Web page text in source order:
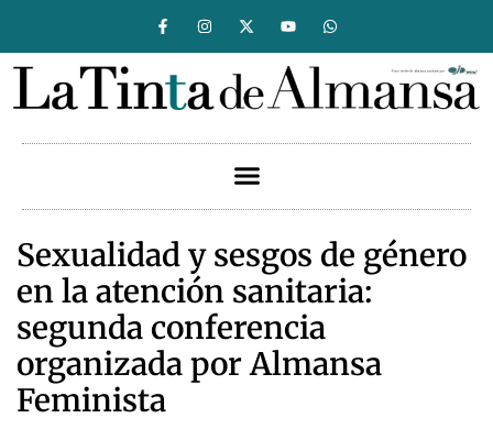
Sexualidad y sesgos de género
en la atención sanitaria:
segunda conferencia
organizada por Almansa
Feminista